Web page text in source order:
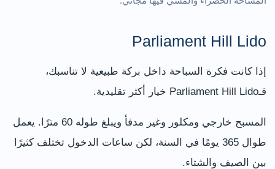
Parliament Hill Lido
إذا كانت فكرة السباحة داخل بركة طبيعية لا تناسبك،
فـParliament Hill Lido خيار أكثر تقليدية.
المسبح خارجي ومكلور وغير مدفأ ويبلغ طوله 60 مترًا. يعمل
طوال 365 يومًا في السنة، لكن ساعات الدخول تختلف كثيرًا
بين الصيف والشتاء.